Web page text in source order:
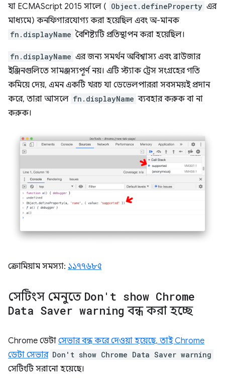
যা ECMAScript 2015 সালে ( Object.defineProperty এর
মাধ্যমে) কনফিগারযোগ্য করা হয়েছিল এবং অ-মানক
fn.displayName বৈশিষ্ট্যটি প্রতিস্থাপন করা হয়েছিল।
fn.displayName এর জন্য সমর্থন অবিশ্বাস্য এবং ব্রাউজার
ইঞ্জিনগুলিতে সামঞ্জস্যপূর্ণ নয়। এটি স্ট্যাক ট্রেস সংগ্রহের গতি
কমিয়ে দেয়, এমন একটি খরচ যা ডেভেলপাররা সবসময়ই প্রদান
করে, তারা আসলে fn.displayName ব্যবহার করুক বা না
করুক।
ক্রোমিয়াম সমস্যা: ১১৭৭৬৮৫
সেটিংস মেনুতে Don't show Chrome
Data Saver warning বন্ধ করা হচ্ছে
Chrome ডেটা সেভার বন্ধ করে দেওয়া হয়েছে, তাই Chrome
ডেটা সেভার Don't show Chrome Data Saver warning
সেটিংটি সরানো হয়েছে।